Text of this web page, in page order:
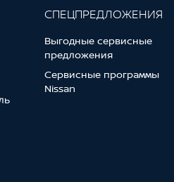
СПЕЦПРЕДЛОЖЕНИЯ
Выгодные сервисные
предложения
Сервисные программы
Nissan